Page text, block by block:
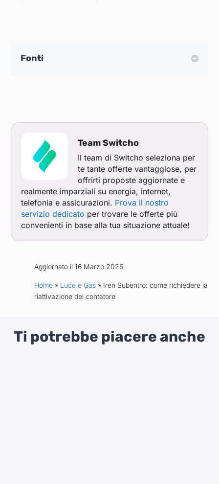
Fonti
Team Switcho
Il team di Switcho seleziona per
te tante offerte vantaggiose, per
offrirti proposte aggiornate e
realmente imparziali su energia, internet,
telefonia e assicurazioni. Prova il nostro
servizio dedicato per trovare le offerte più
convenienti in base alla tua situazione attuale!
Aggiornato il 16 Marzo 2026
Home» Luce e Gas» Iren Subentro: come richiedere la
riattivazione del contatore
Ti potrebbe piacere anche